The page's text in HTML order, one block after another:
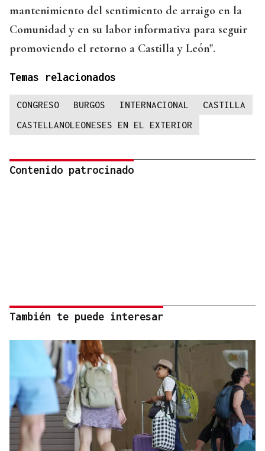
mantenimiento del sentimiento de arraigo en la
Comunidad y en su labor informativa para seguir
promoviendo el retorno a Castilla y León".
Temas relacionados
CONGRESO BURGOS INTERNACIONAL
CASTILLA
CASTELLANOLEONESES EN EL EXTERIOR
Contenido patrocinado
También te puede interesar